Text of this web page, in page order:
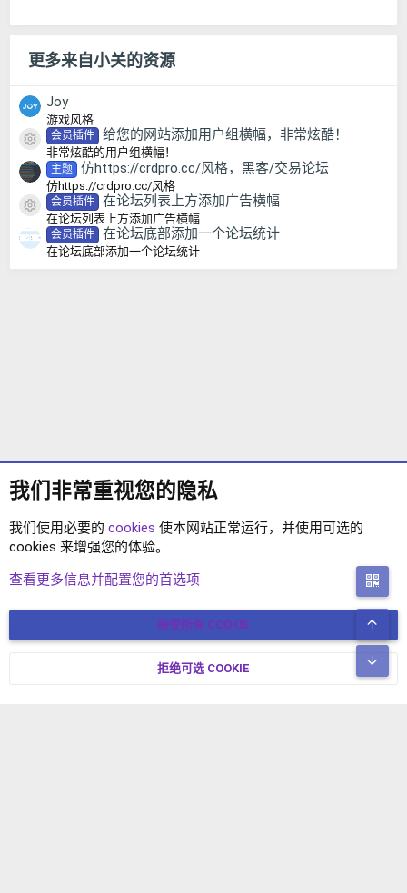
更多来自小关的资源
Joy
游戏风格
资源图标
会员插件 给您的网站添加用户组横幅，非常炫酷！
非常炫酷的用户组横幅！
主题 仿https://crdpro.cc/风格，黑客/交易论坛
仿https://crdpro.cc/风格
资源图标
会员插件 在论坛列表上方添加广告横幅
在论坛列表上方添加广告横幅
会员插件 在论坛底部添加一个论坛统计
在论坛底部添加一个论坛统计
XENFORO2.1 插件
简体中文 联系我们
© COPYRIGHT 2017-2026 XENFORO中文社区 版权所有 冀ICP备
我们非常重视您的隐私
我们使用必要的 cookies 使本网站正常运行，并使用可选的
cookies 来增强您的体验。
查看更多信息并配置您的首选项
接受所有 COOKIE
拒绝可选 COOKIE